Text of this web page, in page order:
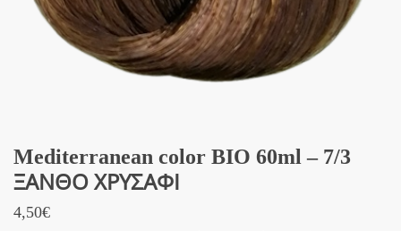
Mediterranean color BIO 60ml – 7/3
ΞΑΝΘΟ ΧΡΥΣΑΦΙ
4,50€